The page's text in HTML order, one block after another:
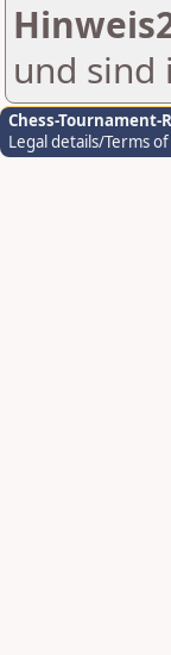
und sind
Chess-Tournament-
Legal details/Terms of